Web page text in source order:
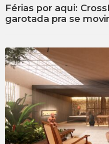
Férias por aqui:
garotada pra se